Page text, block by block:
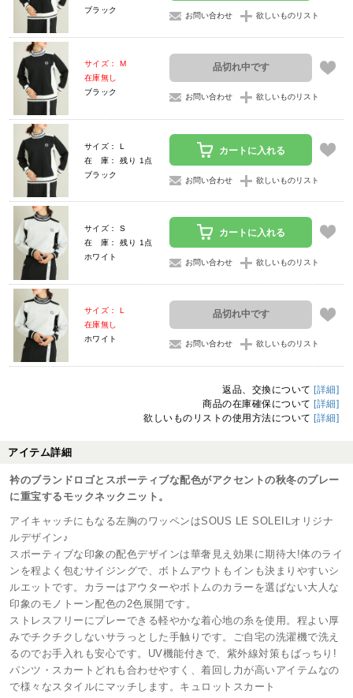
ブラック
お問い合わせ 欲しいものリスト
サイズ： M
在庫無し
ブラック
品切れ中です
お問い合わせ 欲しいものリスト
サイズ： L
在 庫： 残り 1点
ブラック
カートに入れる
お問い合わせ 欲しいものリスト
サイズ： S
在 庫： 残り 1点
ホワイト
カートに入れる
お問い合わせ 欲しいものリスト
サイズ： L
在庫無し
ホワイト
品切れ中です
お問い合わせ 欲しいものリスト
返品、交換について [詳細]
商品の在庫確保について [詳細]
欲しいものリストの使用方法について [詳細]
アイテム詳細
衿のブランドロゴとスポーティブな配色がアクセントの秋冬のプレー
に重宝するモックネックニット。
アイキャッチにもなる左胸のワッペンはSOUS LE SOLEILオリジナ
ルデザイン♪
スポーティブな印象の配色デザインは華奢見え効果に期待大!体のライ
ンを程よく包むサイジングで、ボトムアウトもインも決まりやすいシ
ルエットです。カラーはアウターやボトムのカラーを選ばない大人な
印象のモノトーン配色の2色展開です。
ストレスフリーにプレーできる軽やかな着心地の糸を使用。程よい厚
みでチクチクしないサラっとした手触りです。ご自宅の洗濯機で洗え
るのでお手入れも安心です。UV機能付きで、紫外線対策もばっちり!
パンツ・スカートどれも合わせやすく、着回し力が高いアイテムなの
で様々なスタイルにマッチします。キュロットスカート